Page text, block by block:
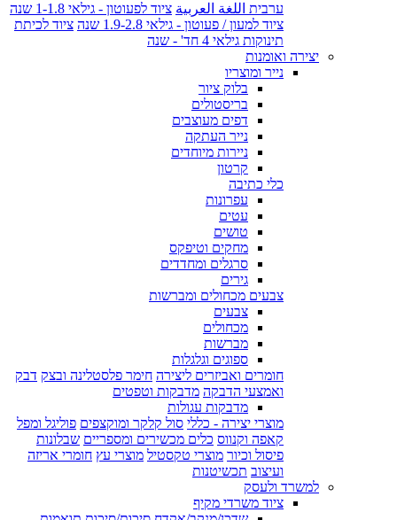
ערבית اللغة العربية ציוד לפעוטון - גילאי 1-1.8 שנה
ציוד למעון / פעוטון - גילאי 1.9-2.8 שנה
ציוד לכיתת
תינוקות גילאי 4 חד' - שנה
יצירה ואומנות
נייר ומוצריו
בלוק ציור
בריסטולים
דפים מעוצבים
נייר העתקה
ניירות מיוחדים
קרטון
כלי כתיבה
עפרונות
עטים
טושים
מחקים וטיפקס
סרגלים ומחדדים
גירים
צבעים מכחולים ומברשות
צבעים
מכחולים
מברשות
ספוגים וגלגלות
חומרים ואביזרים ליצירה חימר פלסטלינה ובצק דבק
ואמצעי הדבקה מדבקות וטפטים
מדבקות עגולות
מוצרי יצירה - כללי סול קלקר ומוקצפים פוליגל ומפל
קאפה וקנווס כלים מכשירים ומספריים שבלונות
פיסול וכיור מוצרי טקסטיל מוצרי עץ חומרי אריזה
ועיצוב תכשיטנות
למשרד ולעסק
ציוד משרדי מקיף